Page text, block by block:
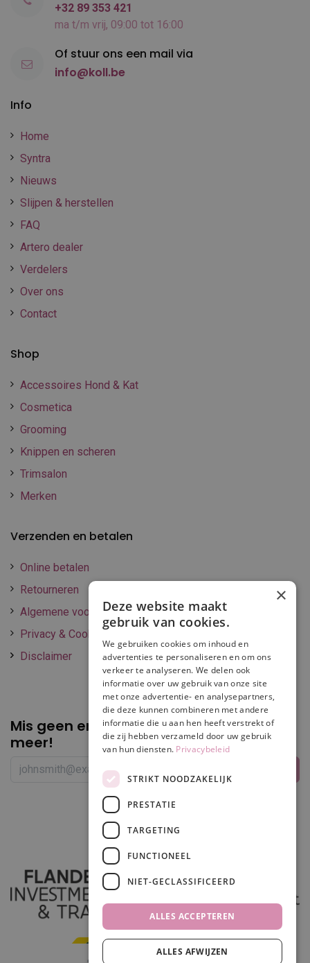
Info
Home
Syntra
Nieuws
Slijpen & herstellen
FAQ
Artero dealer
Verdelers
Over ons
Contact
Shop
Accessoires Hond & Kat
Cosmetica
Grooming
Knippen en scheren
Trimsalon
Merken
Verzenden en betalen
Online betalen
Retourneren
Algemene voorwaarden
Privacy & Cookie policy
Disclaimer
Mis geen enkelepromotie of korting
meer!
+32 89 353 421
ma t/m vrij, 09:00 tot 16:00
Of stuur ons een mail via
info@koll.be
×
Deze website maakt
gebruik van cookies.
We gebruiken cookies om inhoud en
advertenties te personaliseren en om ons
verkeer te analyseren. We delen ook
informatie over uw gebruik van onze site
met onze advertentie- en analysepartners,
die deze kunnen combineren met andere
informatie die u aan hen heeft verstrekt of
die zij hebben verzameld door uw gebruik
van hun diensten. Privacybeleid
STRIKT NOODZAKELIJK
PRESTATIE
TARGETING
FUNCTIONEEL
NIET-GECLASSIFICEERD
ALLES ACCEPTEREN
ALLES AFWIJZEN